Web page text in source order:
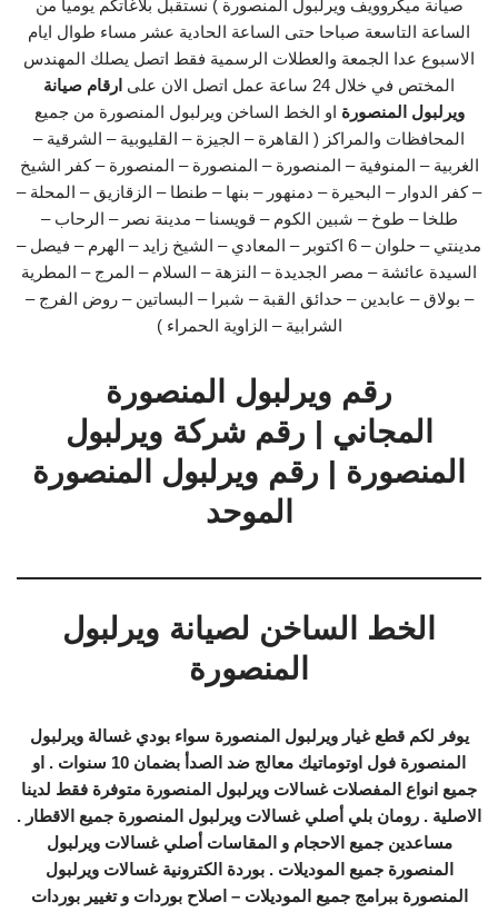
صيانة ميكروويف ويرلبول المنصورة ) نستقبل بلاغاتكم يوميا من
الساعة التاسعة صباحا حتى الساعة الحادية عشر مساء طوال ايام
الاسبوع عدا الجمعة والعطلات الرسمية فقط اتصل يصلك المهندس
المختص في خلال 24 ساعة عمل اتصل الان على
ارقام صيانة
ويرلبول المنصورة او الخط الساخن ويرلبول المنصورة من جميع
المحافظات والمراكز ( القاهرة – الجيزة – القليوبية – الشرقية –
الغربية – المنوفية – المنصورة – المنصورة – المنصورة – كفر الشيخ
– كفر الدوار – البحيرة – دمنهور – بنها – طنطا – الزقازيق – المحلة –
طلخا – طوخ – شبين الكوم – قويسنا – مدينة نصر – الرحاب –
مدينتي – حلوان – 6 اكتوبر – المعادي – الشيخ زايد – الهرم – فيصل –
السيدة عائشة – مصر الجديدة – النزهة – السلام – المرج – المطرية
– بولاق – عابدين – حدائق القبة – شبرا – البساتين – روض الفرج –
الشرابية – الزاوية الحمراء )
رقم ويرلبول المنصورة
المجاني | رقم شركة ويرلبول
المنصورة | رقم ويرلبول المنصورة
الموحد
الخط الساخن لصيانة ويرلبول
المنصورة
يوفر لكم قطع غيار ويرلبول المنصورة سواء بودي غسالة ويرلبول
المنصورة فول اوتوماتيك معالج ضد الصدأ بضمان 10 سنوات . او
جميع انواع المفصلات غسالات ويرلبول المنصورة متوفرة فقط لدينا
الاصلية . رومان بلي أصلي غسالات ويرلبول المنصورة جميع الاقطار .
مساعدين جميع الاحجام و المقاسات أصلي غسالات ويرلبول
المنصورة جميع الموديلات . بوردة الكترونية غسالات ويرلبول
المنصورة ببرامج جميع الموديلات – اصلاح بوردات و تغيير بوردات